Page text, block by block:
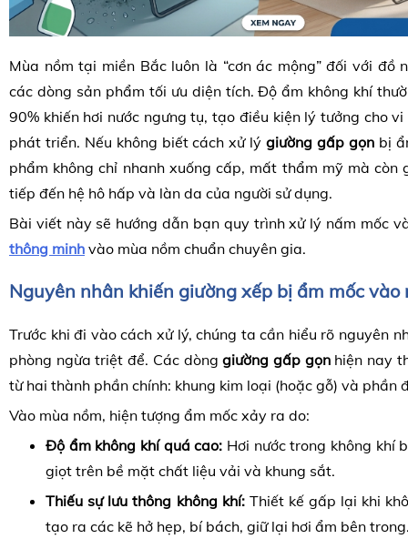
Mùa nồm tại miền Bắc luôn là “cơn ác mộng” đối với đồ
các dòng sản phẩm tối ưu diện tích. Độ ẩm không khí
90% khiến hơi nước ngưng tụ, tạo điều kiện lý tưởng cho
phát triển. Nếu không biết cách xử lý giường gấp gọnbị
phẩm không chỉ nhanh xuống cấp, mất thẩm mỹ mà còn
tiếp đến hệ hô hấp và làn da của người sử dụng.
Bài viết này sẽ hướng dẫn bạn quy trình xử lý nấm mốc
thông minh vào mùa nồm chuẩn chuyên gia.
Nguyên nhân khiến giường xếp bị ẩm mốc vào
Trước khi đi vào cách xử lý, chúng ta cần hiểu rõ nguyên
phòng ngừa triệt để. Các dònggiường gấp gọnhiện nay
từ hai thành phần chính: khung kim loại (hoặc gỗ) và phần
Vào mùa nồm, hiện tượng ẩm mốc xảy ra do:
Độ ẩm không khí quá cao: Hơi nước trong không khí
giọt trên bề mặt chất liệu vải và khung sắt.
Thiếu sự lưu thông không khí:Thiết kế gấp lại khi
tạo ra các kẽ hở hẹp, bí bách, giữ lại hơi ẩm bên